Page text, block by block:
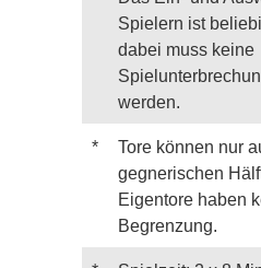
Spielern ist
dabei muss keine
werden.
*
Tore können nur
gegnerischen
Eigentore haben
Begrenzung.